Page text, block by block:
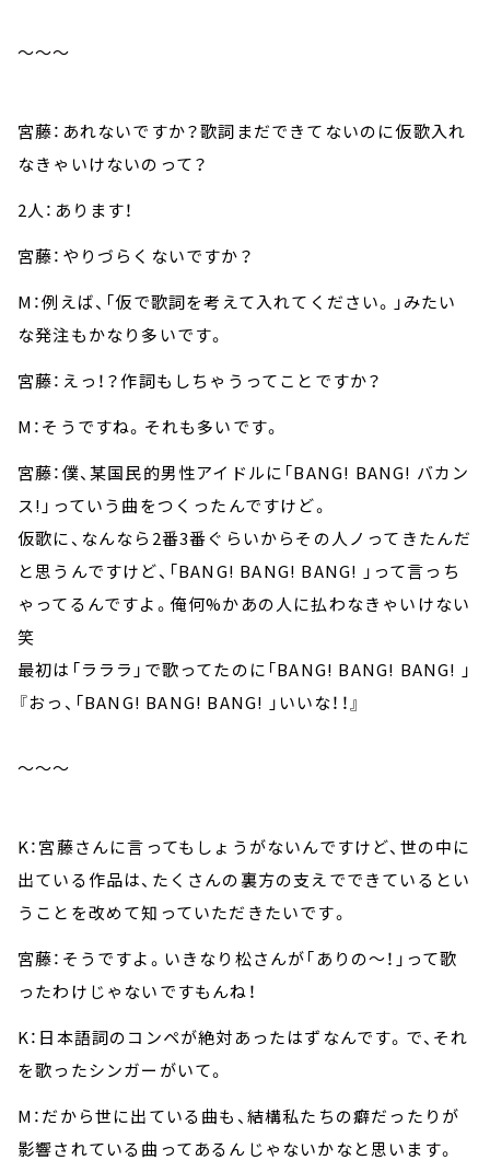
～～～
宮藤：あれないですか？歌詞まだできてないのに仮歌入れ
なきゃいけないのって？
2人：あります！
宮藤：やりづらくないですか？
M：例えば、「仮で歌詞を考えて入れてください。」みたい
な発注もかなり多いです。
宮藤：えっ！？作詞もしちゃうってことですか？
M：そうですね。それも多いです。
宮藤：僕、某国民的男性アイドルに「BANG! BANG! バカン
ス!」っていう曲をつくったんですけど。
仮歌に、なんなら2番3番ぐらいからその人ノってきたんだ
と思うんですけど、「BANG! BANG! BANG! 」って言っち
ゃってるんですよ。俺何%かあの人に払わなきゃいけない
笑
最初は「ラララ」で歌ってたのに「BANG! BANG! BANG! 」
『おっ、「BANG! BANG! BANG! 」いいな！！』
～～～
K：宮藤さんに言ってもしょうがないんですけど、世の中に
出ている作品は、たくさんの裏方の支えでできているとい
うことを改めて知っていただきたいです。
宮藤：そうですよ。いきなり松さんが「ありの～！」って歌
ったわけじゃないですもんね！
K：日本語詞のコンペが絶対あったはずなんです。で、それ
を歌ったシンガーがいて。
M：だから世に出ている曲も、結構私たちの癖だったりが
影響されている曲ってあるんじゃないかなと思います。